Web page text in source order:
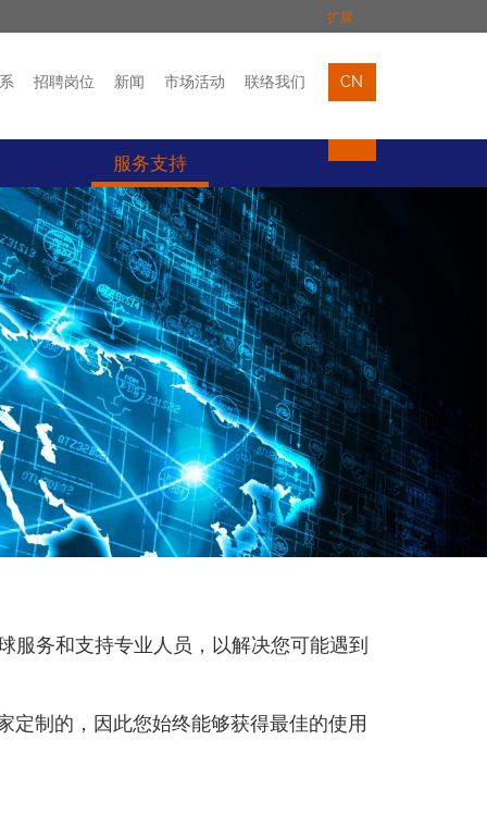
扩展
市场活动 联络我们
招聘岗位 新闻 市场活动 联络我们 CN
服务支持
服务和支持专业人员，以解决您可能遇到
制的，因此您始终能够获得最佳的使用